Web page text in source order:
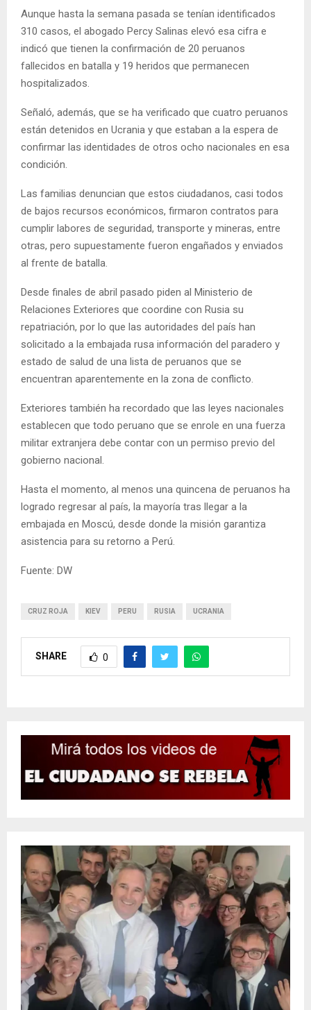
Aunque hasta la semana pasada se tenían identificados
310 casos, el abogado Percy Salinas elevó esa cifra e
indicó que tienen la confirmación de 20 peruanos
fallecidos en batalla y 19 heridos que permanecen
hospitalizados.
Señaló, además, que se ha verificado que cuatro peruanos
están detenidos en Ucrania y que estaban a la espera de
confirmar las identidades de otros ocho nacionales en esa
condición.
Las familias denuncian que estos ciudadanos, casi todos
de bajos recursos económicos, firmaron contratos para
cumplir labores de seguridad, transporte y mineras, entre
otras, pero supuestamente fueron engañados y enviados
al frente de batalla.
Desde finales de abril pasado piden al Ministerio de
Relaciones Exteriores que coordine con Rusia su
repatriación, por lo que las autoridades del país han
solicitado a la embajada rusa información del paradero y
estado de salud de una lista de peruanos que se
encuentran aparentemente en la zona de conflicto.
Exteriores también ha recordado que las leyes nacionales
establecen que todo peruano que se enrole en una fuerza
militar extranjera debe contar con un permiso previo del
gobierno nacional.
Hasta el momento, al menos una quincena de peruanos ha
logrado regresar al país, la mayoría tras llegar a la
embajada en Moscú, desde donde la misión garantiza
asistencia para su retorno a Perú.
Fuente: DW
CRUZ ROJA KIEV PERU RUSIA UCRANIA
SHARE 0